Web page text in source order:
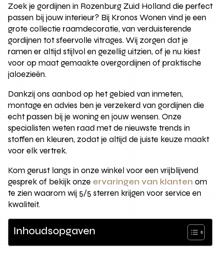
Zoek je gordijnen in Rozenburg Zuid Holland die perfect
passen bij jouw interieur? Bij Kronos Wonen vind je een
grote collectie raamdecoratie, van verduisterende
gordijnen tot sfeervolle vitrages. Wij zorgen dat je
ramen er altijd stijlvol en gezellig uitzien, of je nu kiest
voor op maat gemaakte overgordijnen of praktische
jaloezieën.
Dankzij ons aanbod op het gebied van inmeten,
montage en advies ben je verzekerd van gordijnen die
echt passen bij je woning en jouw wensen. Onze
specialisten weten raad met de nieuwste trends in
stoffen en kleuren, zodat je altijd de juiste keuze maakt
voor elk vertrek.
Kom gerust langs in onze winkel voor een vrijblijvend
gesprek of bekijk onze ervaringen van klanten om
te zien waarom wij 5/5 sterren krijgen voor service en
kwaliteit.
Inhoudsopgaven